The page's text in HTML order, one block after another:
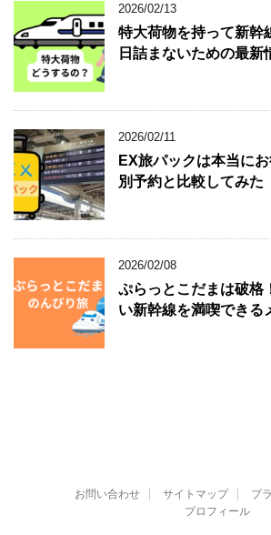
2026/02/13
特大荷物を持って新幹
日詰まないための最新
2026/02/11
EX旅パックは本当に
別予約と比較してみた
2026/02/08
ぷらっとこだまは破格
い新幹線を満喫できる
お問い合わせ サイトマップ
プ
プロフィール